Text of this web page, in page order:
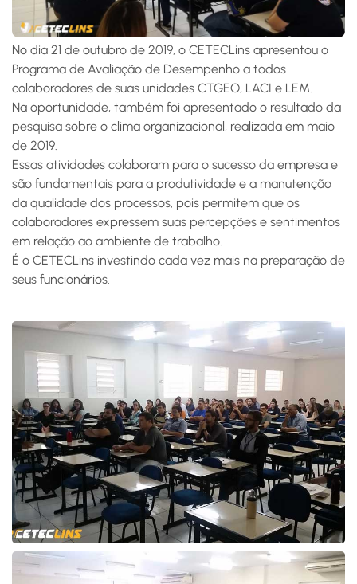
No dia 21 de outubro de 2019, o CETECLins apresentou o
Programa de Avaliação de Desempenho a todos
colaboradores de suas unidades CTGEO, LACI e LEM.
Na oportunidade, também foi apresentado o resultado da
pesquisa sobre o clima organizacional, realizada em maio
de 2019.
Essas atividades colaboram para o sucesso da empresa e
são fundamentais para a produtividade e a manutenção
da qualidade dos processos, pois permitem que os
colaboradores expressem suas percepções e sentimentos
em relação ao ambiente de trabalho.
É o CETECLins investindo cada vez mais na preparação de
seus funcionários.